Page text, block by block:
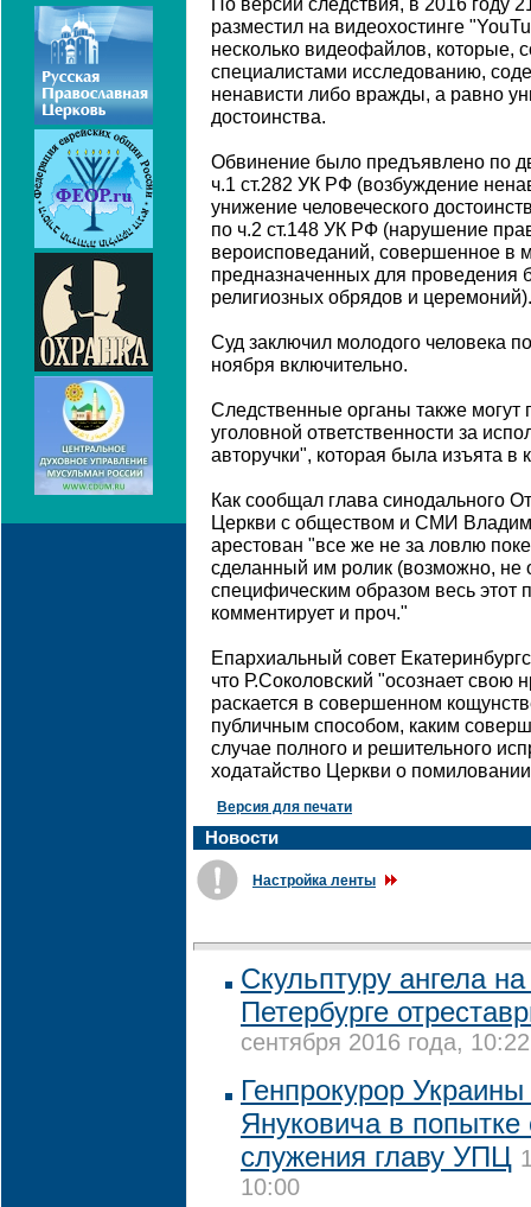
По версии следствия, в 2016 году
разместил на видеохостинге
несколько видеофайлов, которые,
специалистами исследованию,
ненависти либо вражды, а равно
достоинства.
Обвинение было предъявлено по
ч.1 ст.282 УК РФ (возбуждение
унижение человеческого
по ч.2 ст.148 УК РФ (нарушение
вероисповеданий, совершенное в
предназначенных для проведения
религиозных обрядов и церемоний).
Суд заключил молодого человека
ноября включительно.
Следственные органы также могут
уголовной ответственности за
авторучки", которая была изъята в
Как сообщал глава синодального
Церкви с обществом и СМИ
арестован "все же не за ловлю
сделанный им ролик (возможно, не
специфическим образом весь этот
комментирует и проч."
Епархиальный совет
что Р.Соколовский "осознает свою
раскается в совершенном
публичным способом, каким
случае полного и решительного
ходатайство Церкви о
Версия для печати
Новости
Настройка ленты
Скульптуру ангела
Петербурге
сентября 2016 года, 10:22
Генпрокурор
Януковича в попытке
служения главу УПЦ
10:00